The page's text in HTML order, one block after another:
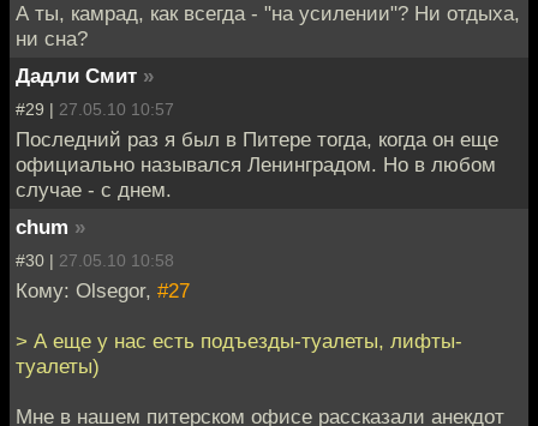
А ты, камрад, как всегда - "на усилении"? Ни отдыха,
ни сна?
Дадли Смит »
#29 | 27.05.10 10:57
Последний раз я был в Питере тогда, когда он еще
официально назывался Ленинградом. Но в любом
случае - с днем.
chum »
#30 | 27.05.10 10:58
Кому: Olsegor, #27
> А еще у нас есть подъезды-туалеты, лифты-
туалеты)
Мне в нашем питерском офисе рассказали анекдот